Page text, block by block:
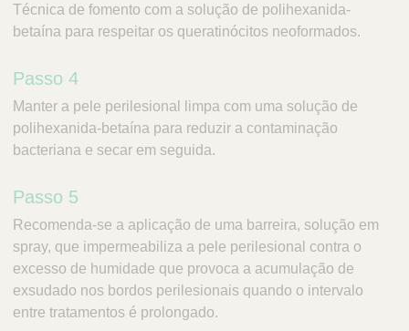
Técnica de fomento com a solução de polihexanida-
betaína para respeitar os queratinócitos neoformados.
Passo 4
Manter a pele perilesional limpa com uma solução de
polihexanida-betaína para reduzir a contaminação
bacteriana e secar em seguida.
Passo 5
Recomenda-se a aplicação de uma barreira, solução em
spray, que impermeabiliza a pele perilesional contra o
excesso de humidade que provoca a acumulação de
exsudado nos bordos perilesionais quando o intervalo
entre tratamentos é prolongado.